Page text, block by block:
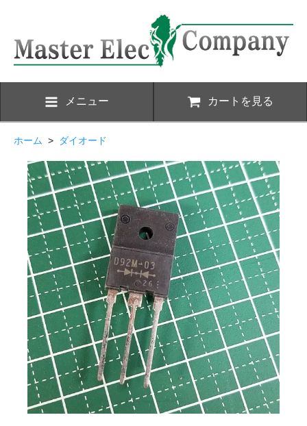
メニュー カートを見る
ホーム > ダイオード